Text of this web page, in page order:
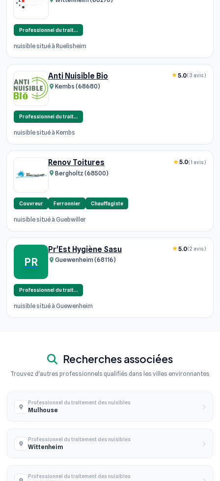
Professionnel du trait…
nuisible situé à Ruelisheim
Anti Nuisible Bio
Kembs (68680)
5.0(3 avis)
Professionnel du trait…
nuisible situé à Kembs
Renov Toitures
Bergholtz (68500)
5.0(1 avis)
Couvreur Ferronnier Chauffagiste
nuisible situé à Guebwiller
PR
Pr'Est Hygiène Sasu
Guewenheim (68116)
5.0(2 avis)
Professionnel du trait…
nuisible situé à Guewenheim
Recherches associées
Trouvez d'autres professionnels qualifiés dans les villes environnantes
Professionnel du traitement des nuisibles
Mulhouse
Professionnel du traitement des nuisibles
Wittenheim
Professionnel du traitement des nuisibles